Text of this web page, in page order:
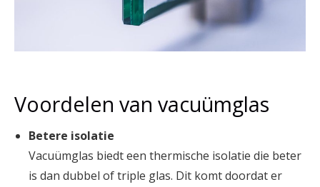
Voordelen van vacuümglas
Betere isolatie
Vacuümglas biedt een thermische isolatie die beter
is dan dubbel of triple glas. Dit komt doordat er